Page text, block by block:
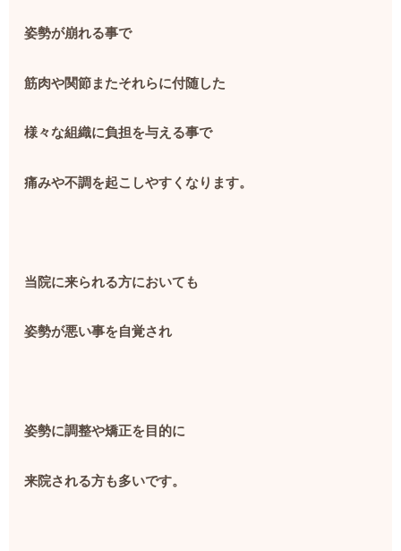
姿勢が崩れる事で
筋肉や関節またそれらに付随した
様々な組織に負担を与える事で
痛みや不調を起こしやすくなります。
当院に来られる方においても
姿勢が悪い事を自覚され
姿勢に調整や矯正を目的に
来院される方も多いです。